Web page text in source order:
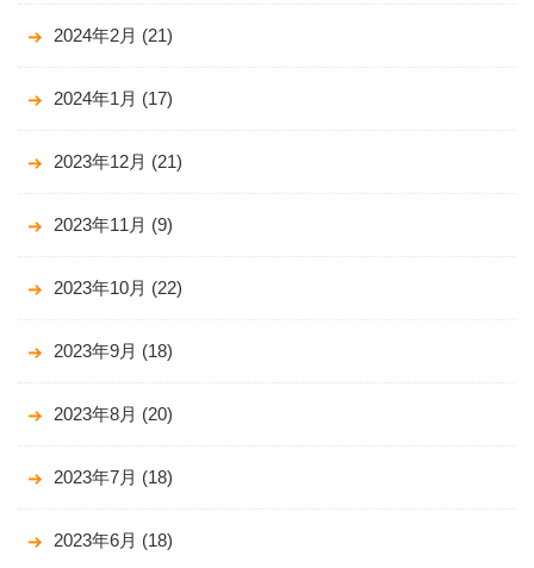
2024年2月 (21)
2024年1月 (17)
2023年12月 (21)
2023年11月 (9)
2023年10月 (22)
2023年9月 (18)
2023年8月 (20)
2023年7月 (18)
2023年6月 (18)